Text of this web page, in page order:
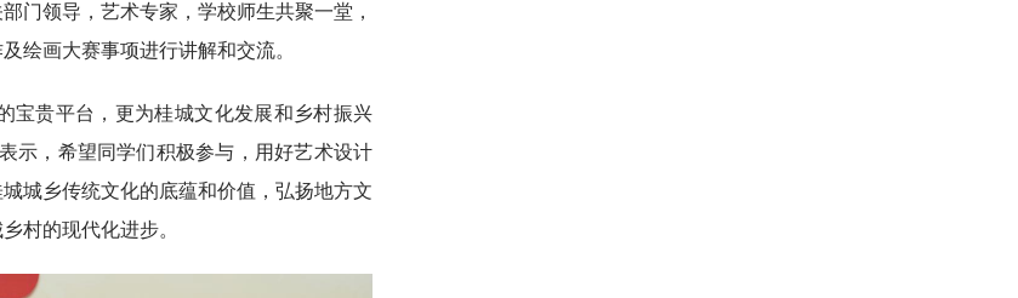
门领导，艺术专家，学校师生共聚一堂，
绘画大赛事项进行讲解和交流。
宝贵平台，更为桂城文化发展和乡村振兴
示，希望同学们积极参与，用好艺术设计
城乡传统文化的底蕴和价值，弘扬地方文
村的现代化进步。